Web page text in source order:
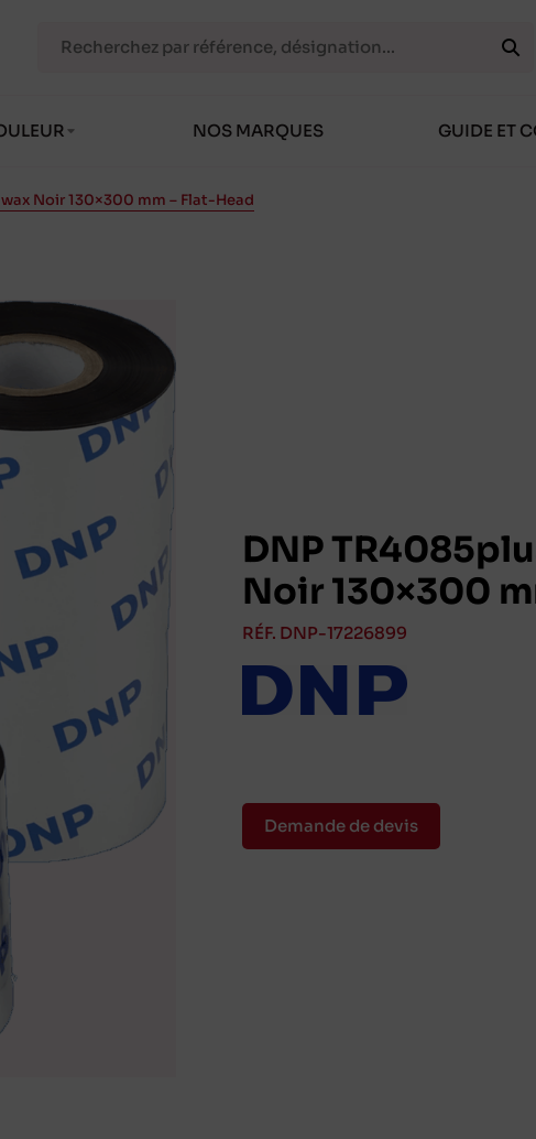
NOS MARQUES GUIDE ET
Noir 130×300 mm – Flat-Head
DNP
Noir 130×300
RÉF. DNP-17226899
Demande de devis